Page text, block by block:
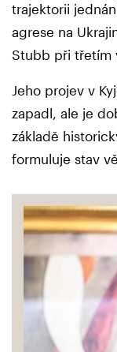
trajektorii
agrese na
Stubb při třetím
Jeho projev v
zapadl, ale je
základě
formuluje stav